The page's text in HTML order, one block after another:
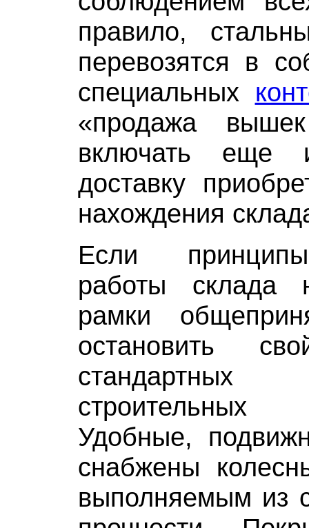
правило,
перевозятся в
специальных
«продажа
включать еще
доставку
нахождения
Если
работы склада
рамки
остановить
Удобные,
снабжены
выполняемым из